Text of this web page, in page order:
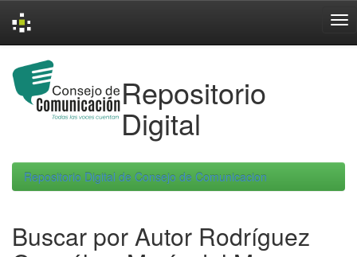
navigation
Repositorio
Digital
Repositorio Digital de Consejo de Comunicacion
Buscar por Autor Rodríguez